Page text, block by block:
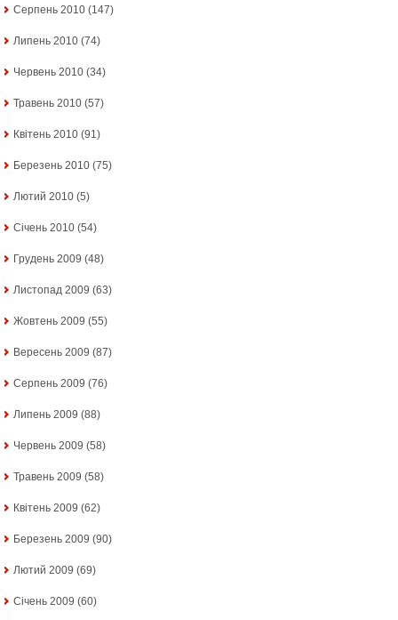
Серпень 2010 (147)
Липень 2010 (74)
Червень 2010 (34)
Травень 2010 (57)
Квітень 2010 (91)
Березень 2010 (75)
Лютий 2010 (5)
Січень 2010 (54)
Грудень 2009 (48)
Листопад 2009 (63)
Жовтень 2009 (55)
Вересень 2009 (87)
Серпень 2009 (76)
Липень 2009 (88)
Червень 2009 (58)
Травень 2009 (58)
Квітень 2009 (62)
Березень 2009 (90)
Лютий 2009 (69)
Січень 2009 (60)